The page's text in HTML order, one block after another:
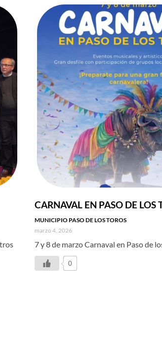
CARNAVAL EN PASO DE LOS
marzo 4, 2026
MUNICIPIO PASO DE LOS TOROS
7 y 8 de marzo Carnaval en Paso de
0